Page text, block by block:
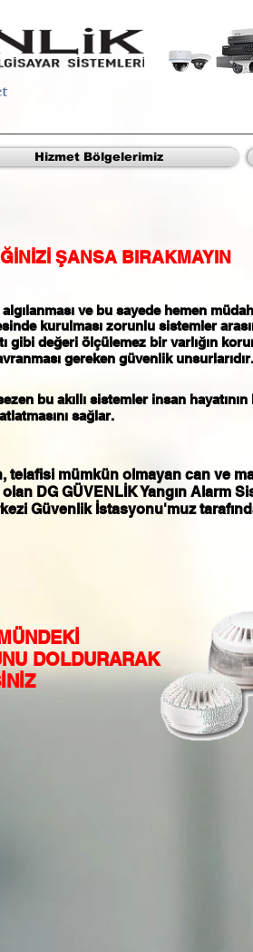
ŞANSA BIRAKMAYIN
ve bu sayede hemen
kurulması zorunlu sistemler
değeri ölçülemez bir varlığın
gereken güvenlik unsurlarıdır.
bu akıllı sistemler insan
sağlar.
telafisi mümkün olmayan can ve
DG GÜVENLİK Yangın Alarm
Güvenlik İstasyonu'muz
DOLDURARAK
Hizmet Bölgelerimiz